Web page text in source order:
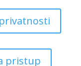
pristup